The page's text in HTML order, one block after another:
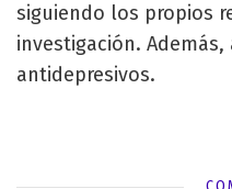
siguiendo los propios
investigación.
antidepresivos.